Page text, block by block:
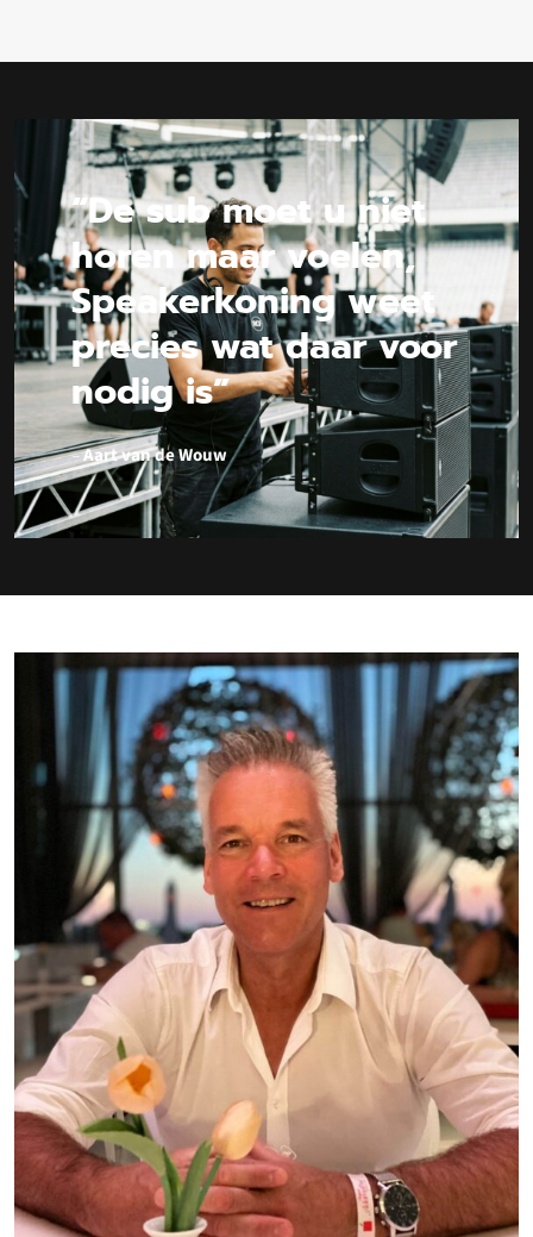
“De sub moet u niet
horen maar voelen,
Speakerkoning weet
precies wat daar voor
nodig is”
–Aart van de Wouw